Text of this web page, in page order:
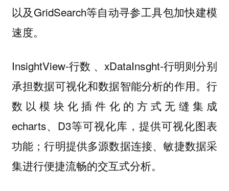
以及GridSearch等自动寻参工具包加快建模
速度。
InsightView-行数 、xDataInsght-行明则分别
承担数据可视化和数据智能分析的作用。行
数以模块化插件化的方式无缝集成
echarts、D3等可视化库，提供可视化图表
功能；行明提供多源数据连接、敏捷数据采
集进行便捷流畅的交互式分析。